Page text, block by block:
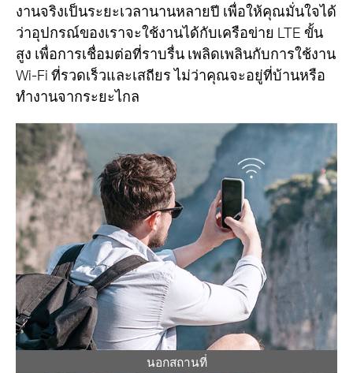
งานจริงเป็นระยะเวลานานหลายปี เพื่อให้คุณมั่นใจได้
ว่าอุปกรณ์ของเราจะใช้งานได้กับเครือข่าย LTE ขั้น
สูง เพื่อการเชื่อมต่อที่ราบรื่น เพลิดเพลินกับการใช้งาน
Wi-Fi ที่รวดเร็วและเสถียร ไม่ว่าคุณจะอยู่ที่บ้านหรือ
ทำงานจากระยะไกล
นอกสถานที่